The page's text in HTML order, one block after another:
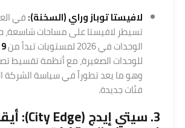
لافيستا توباز وراي (السخنة):في
تسيطر لافيستا على مساحات شاسعة،
الوحدات في 2026 لمستويات تبدأ من
9 مليون جنيه
وهو ما يعد تطوراً في سياسة الشركة
فئات جديدة.
3. سيتي إيدج (City Edge) :